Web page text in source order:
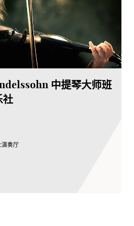
中提琴大师班
社
奏厅